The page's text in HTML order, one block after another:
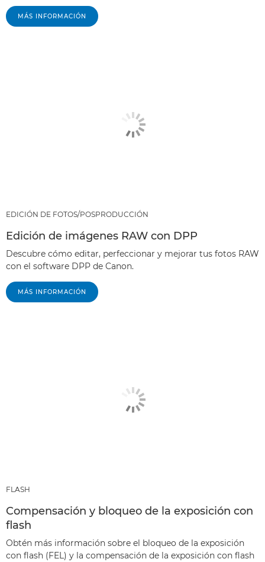
MÁS INFORMACIÓN
EDICIÓN DE FOTOS/POSPRODUCCIÓN
Edición de imágenes RAW con DPP
Descubre cómo editar, perfeccionar y mejorar tus fotos RAW
con el software DPP de Canon.
MÁS INFORMACIÓN
FLASH
Compensación y bloqueo de la exposición con
flash
Obtén más información sobre el bloqueo de la exposición
con flash (FEL) y la compensación de la exposición con flash